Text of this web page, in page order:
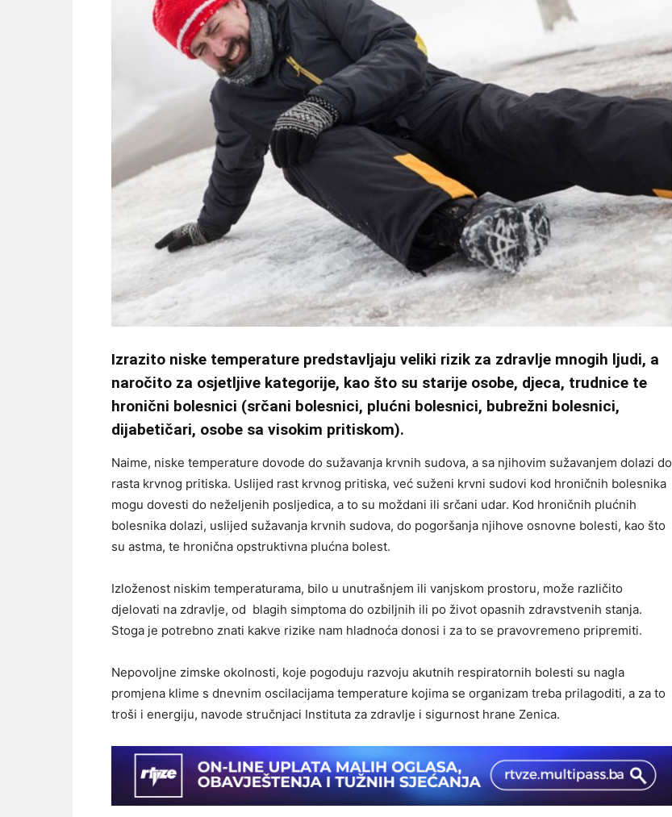
Izrazito niske temperature predstavljaju veliki rizik za zdravlje mnogih ljudi, a
naročito za osjetljive kategorije, kao što su starije osobe, djeca, trudnice te
hronični bolesnici (srčani bolesnici, plućni bolesnici, bubrežni bolesnici,
dijabetičari, osobe sa visokim pritiskom).
Naime, niske temperature dovode do sužavanja krvnih sudova, a sa njihovim sužavanjem dolazi do
rasta krvnog pritiska. Uslijed rast krvnog pritiska, već suženi krvni sudovi kod hroničnih bolesnika
mogu dovesti do neželjenih posljedica, a to su moždani ili srčani udar. Kod hroničnih plućnih
bolesnika dolazi, uslijed sužavanja krvnih sudova, do pogoršanja njihove osnovne bolesti, kao što
su astma, te hronična opstruktivna plućna bolest.
Izloženost niskim temperaturama, bilo u unutrašnjem ili vanjskom prostoru, može različito
djelovati na zdravlje, od blagih simptoma do ozbiljnih ili po život opasnih zdravstvenih stanja.
Stoga je potrebno znati kakve rizike nam hladnoća donosi i za to se pravovremeno pripremiti.
Nepovoljne zimske okolnosti, koje pogoduju razvoju akutnih respiratornih bolesti su nagla
promjena klime s dnevnim oscilacijama temperature kojima se organizam treba prilagoditi, a za to
troši i energiju, navode stručnjaci Instituta za zdravlje i sigurnost hrane Zenica.